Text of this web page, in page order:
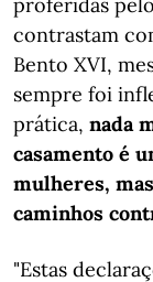
contrastam
Bento XVI,
sempre foi
prática, nada
casamento é
mulheres,
caminhos
"Estas